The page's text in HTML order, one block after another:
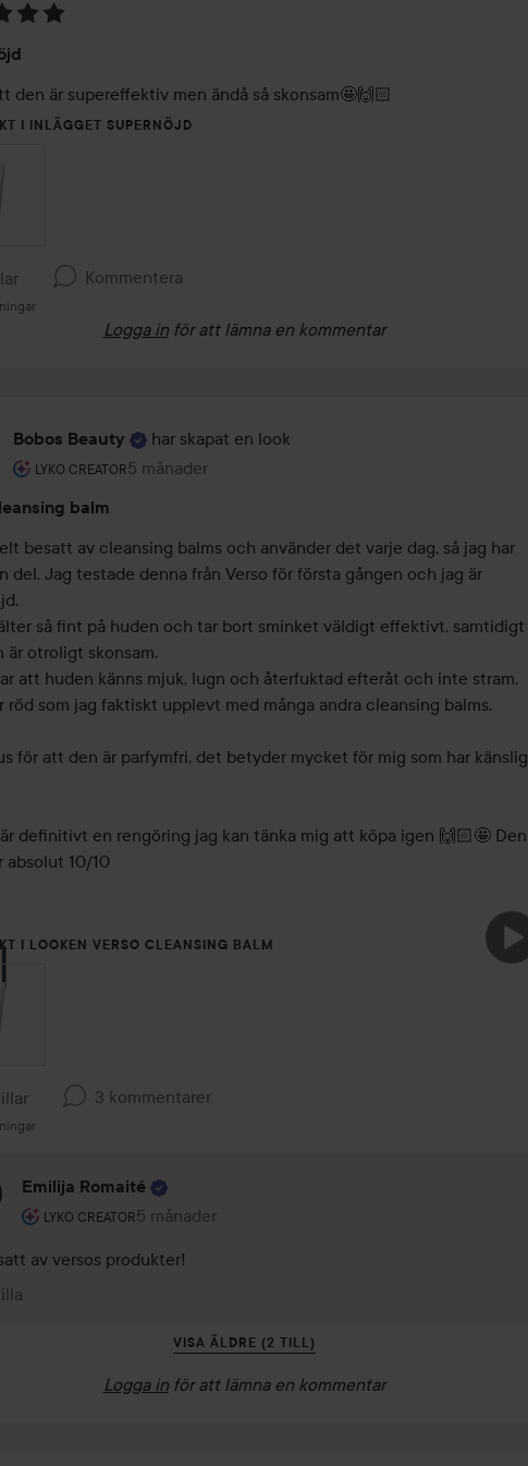
den är supereffektiv men ändå så skonsam🤩🙌🏻
I INLÄGGET SUPERNÖJD
Kommentera
Logga in för att lämna en kommentar
Bobos Beauty har skapat en look
LYKO CREATOR
Användarens roll: Lyko Creator.
5 månader
Inlägget skapades 5 månader
balm
besatt av cleansing balms och använder det varje dag, så jag har
del. Jag testade denna från Verso för första gången och jag är
så fint på huden och tar bort sminket väldigt effektivt, samtidigt
är otroligt skonsam.
att huden känns mjuk, lugn och återfuktad efteråt och inte stram,
röd som jag faktiskt upplevt med många andra cleansing balms.
för att den är parfymfri, det betyder mycket för mig som har känslig
definitivt en rengöring jag kan tänka mig att köpa igen 🙌🏻🤩 Den
I LOOKEN VERSO CLEANSING BALM
3 kommentarer
Emilija Romaité
LYKO CREATOR
Användarens roll: Lyko Creator.
5 månader
Kommentaren lades 5 månader
av versos produkter!
VISA ÄLDRE (2 TILL)
Logga in för att lämna en kommentar